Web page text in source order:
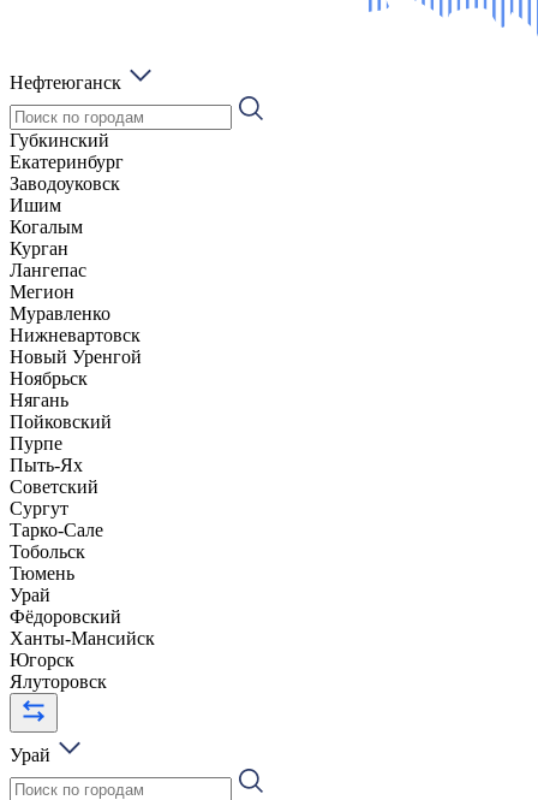
Нефтеюганск
Губкинский
Екатеринбург
Заводоуковск
Ишим
Когалым
Курган
Лангепас
Мегион
Муравленко
Нижневартовск
Новый Уренгой
Ноябрьск
Нягань
Пойковский
Пурпе
Пыть-Ях
Советский
Сургут
Тарко-Сале
Тобольск
Тюмень
Урай
Фёдоровский
Ханты-Мансийск
Югорск
Ялуторовск
Урай